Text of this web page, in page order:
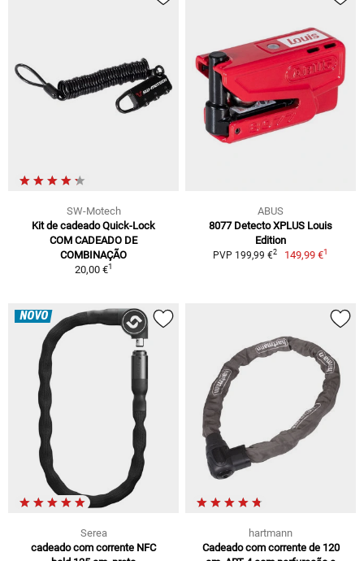
SW-Motech
Kit de cadeado Quick-Lock
COM CADEADO DE
COMBINAÇÃO
20,00 €1
ABUS
8077 Detecto XPLUS Louis
Edition
PVP 199,99 €2 149,99 €1
NOVO
Serea
cadeado com corrente NFC
hartmann
Cadeado com corrente de 120